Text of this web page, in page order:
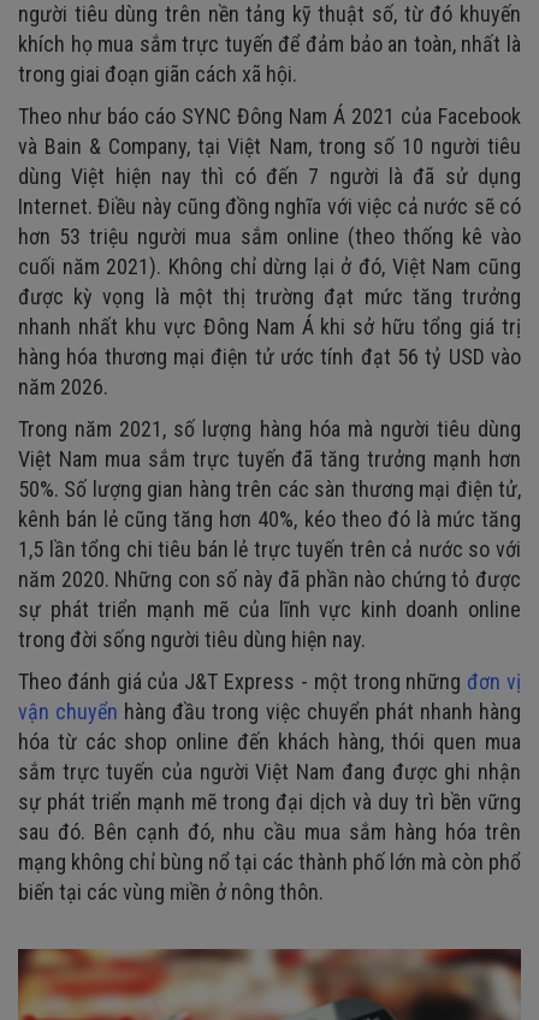
người tiêu dùng trên nền tảng kỹ thuật số, từ đó khuyến
khích họ mua sắm trực tuyến để đảm bảo an toàn, nhất là
trong giai đoạn giãn cách xã hội.
Theo như báo cáo SYNC Đông Nam Á 2021 của Facebook
và Bain & Company, tại Việt Nam, trong số 10 người tiêu
dùng Việt hiện nay thì có đến 7 người là đã sử dụng
Internet. Điều này cũng đồng nghĩa với việc cả nước sẽ có
hơn 53 triệu người mua sắm online (theo thống kê vào
cuối năm 2021). Không chỉ dừng lại ở đó, Việt Nam cũng
được kỳ vọng là một thị trường đạt mức tăng trưởng
nhanh nhất khu vực Đông Nam Á khi sở hữu tổng giá trị
hàng hóa thương mại điện tử ước tính đạt 56 tỷ USD vào
năm 2026.
Trong năm 2021, số lượng hàng hóa mà người tiêu dùng
Việt Nam mua sắm trực tuyến đã tăng trưởng mạnh hơn
50%. Số lượng gian hàng trên các sàn thương mại điện tử,
kênh bán lẻ cũng tăng hơn 40%, kéo theo đó là mức tăng
1,5 lần tổng chi tiêu bán lẻ trực tuyến trên cả nước so với
năm 2020. Những con số này đã phần nào chứng tỏ được
sự phát triển mạnh mẽ của lĩnh vực kinh doanh online
trong đời sống người tiêu dùng hiện nay.
Theo đánh giá của J&T Express - một trong những đơn vị
vận chuyển hàng đầu trong việc chuyển phát nhanh hàng
hóa từ các shop online đến khách hàng, thói quen mua
sắm trực tuyến của người Việt Nam đang được ghi nhận
sự phát triển mạnh mẽ trong đại dịch và duy trì bền vững
sau đó. Bên cạnh đó, nhu cầu mua sắm hàng hóa trên
mạng không chỉ bùng nổ tại các thành phố lớn mà còn phổ
biến tại các vùng miền ở nông thôn.